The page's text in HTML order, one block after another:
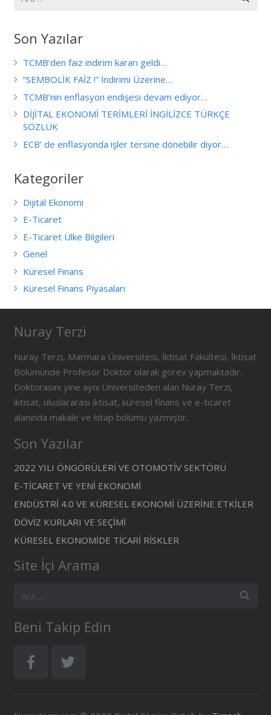
Son Yazılar
TCMB’den faiz indirim kararı geldi…
“SEMBOLİK FAİZ !” İndirimi Üzerine…
TCMB’nin enflasyon endişesi devam ediyor…
DİJİTAL EKONOMİ TERİMLERİ İNGİLİZCE TÜRKÇE
SÖZLÜK
ECB’ de enflasyonda işler tersine dönebilir diyor…
Kategoriler
Dijital Ekonomi
E-Ticaret
E-Ticaret Ülke Bilgileri
Genel
Küresel Finans
Küresel Finans Piyasaları
Nuray Terzi
Nuray Terzi, Marmara Üniversitesi, İktisat Fakültesi, İktisat
Bölümünde Profesör Doktor olarak görev yapmaktadır.
Doktorasını yine aynı Üniversiteden alan Nuray Terzi,
iktisat, uluslararası iktisat, küresel finans ve e-ticaret
alanında makale ve kitap bölümü yazmıştır.
Son Yazılar
2022 YILI ÖNGÖRÜLERİ VE OTOMOTİV SEKTÖRÜ
E-TİCARET VE YENİ EKONOMİ
ENDÜSTRİ 4.0 VE KÜRESEL EKONOMİ ÜZERİNE ETKİLER
DÖVİZ KURLARI VE SEÇİMİ
KÜRESEL EKONOMİDE TİCARİ RİSKLER
Site İçi Arama
Beni Takip Edin